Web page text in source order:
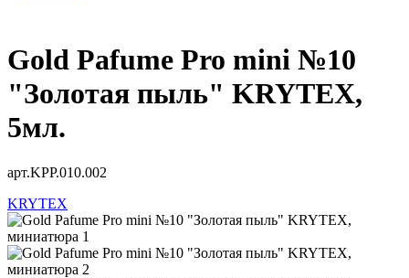
Gold Pafume Pro mini №10
"Золотая пыль" KRYTEX,
5мл.
арт.KРР.010.002
KRYTEX